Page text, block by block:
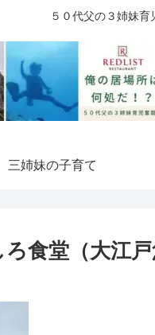
５０代父の３姉妹育
三姉妹の子育て
食堂（大江